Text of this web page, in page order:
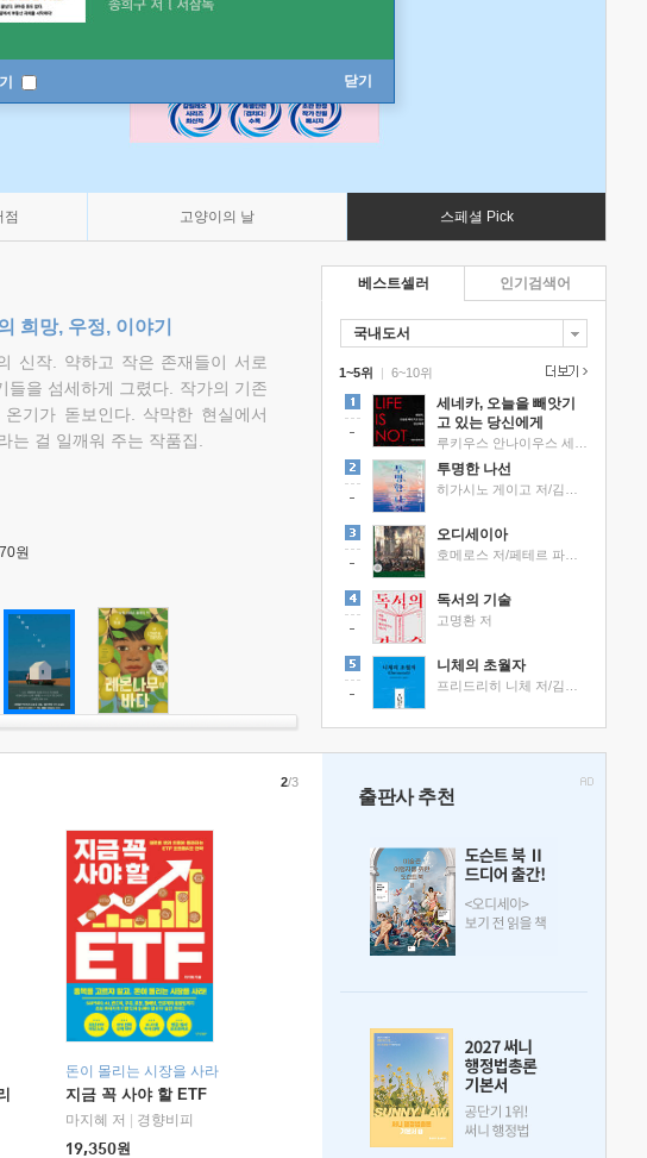
닫기
점 고양이의 날 스페셜 Pick
희망, 우정, 이야기
신작. 약하고 작은 존재들이 서로
들을 섬세하게 그렸다. 작가의 기존
기가 돋보인다. 삭막한 현실에서
는 걸 일깨워 주는 작품집.
원
베스트셀러
국내도서
1~5위 |
세네카, 오늘을 빼앗기
고 있는 당신에게
투명한 나선
오디세이아
독서의 기술
고명환 저
니체의 초월자
6~10위
인기검색어
돈이 몰리는 시장을 사라
지금 꼭 사야 할 ETF
마지혜 저
경향비피
19,350원
2/3
출판사 추천